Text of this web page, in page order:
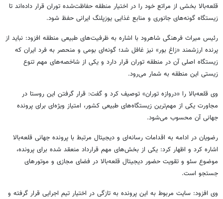
قلعه‌بالا بخشی از مراتع خود را در اختیار منطقه حفاظت‌شده توران قرار داده‌اند تا
زیستگاه گونه‌های جانوری و منابع غذایی یوزپلنگ ایرانی حفظ شود.
رئیس میراث فرهنگی شاهرود با اشاره به ظرفیت‌های طبیعی منطقه افزود: نباید از
پرنده ارزشمند «زاغ بور» نیز غافل شد؛ گونه‌ای بومی و منحصر به فرد ایران که
زیستگاه اصلی آن در منطقه توران قرار دارد و یکی از شاخصه‌های مهم تنوع
زیستی این منطقه به شمار می‌رود.
وی قلعه‌بالا را «دروازه توران» توصیف کرد و گفت: قرار گرفتن این روستا در
مجاورت یکی از مهم‌ترین زیستگاه‌های طبیعی کشور، امتیاز ویژه‌ای برای پرونده
جهانی آن محسوب می‌شود.
رضویان در ادامه به اقدامات رسانه‌ای و دیجیتال مرتبط با پرونده جهانی قلعه‌بالا
اشاره کرد و اظهار کرد: یکی از بخش‌های مهم قرارداد منعقد شده برای پرونده،
موضوع سئو و تقویت حضور دیجیتال قلعه‌بالا در فضای مجازی و موتورهای
جستجو است.
وی افزود: سایت مربوط به این پرونده به تازگی در اختیار تیم اجرایی قرار گرفته و